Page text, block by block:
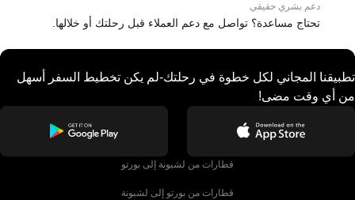
دعم بشري حقيقي
تحتاج مساعدة؟ تواصل مع دعم العملاء قبل رحلتك أو خلالها.
تطبيقنا المجاني لكل خطوة في رحلتك-لم يكن تخطيط السفر أسهل
من أي وقت مضى!
قطارات من لشبونة إلى بورتو
قطارات من بورتو إلى لشبونة